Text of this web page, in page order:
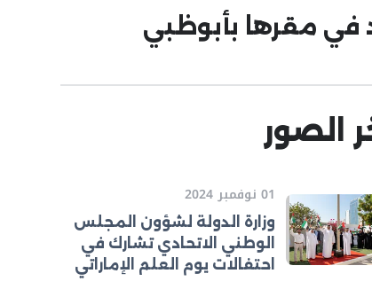
في مقرها بأبوظبي
الصور
01 نوفمبر 2024
وزارة الدولة لشؤون المجلس
الوطني الاتحادي تشارك في
احتفالات يوم العلم الإماراتي